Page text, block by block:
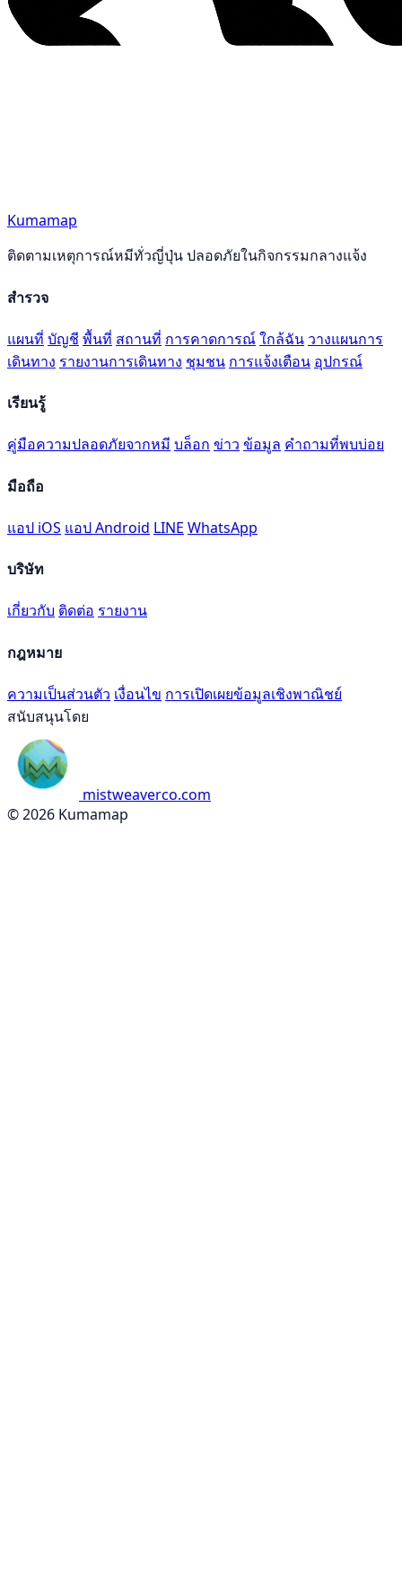
Kumamap
ติดตามเหตุการณ์หมีทั่วญี่ปุ่น ปลอดภัยในกิจกรรมกลางแจ้ง
สำรวจ
แผนที่ บัญชี พื้นที่ สถานที่ การคาดการณ์ใกล้ฉัน วางแผนการ
เดินทาง รายงานการเดินทาง ชุมชน การแจ้งเตือน อุปกรณ์
เรียนรู้
คู่มือความปลอดภัยจากหมี บล็อก ข่าว ข้อมูล คำถามที่พบบ่อย
มือถือ
แอป iOS แอป Android LINE WhatsApp
บริษัท
เกี่ยวกับ ติดต่อ รายงาน
กฎหมาย
ความเป็นส่วนตัว เงื่อนไข การเปิดเผยข้อมูลเชิงพาณิชย์
สนับสนุนโดย
mistweaverco.com
© 2026 Kumamap